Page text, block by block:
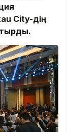
City-дің